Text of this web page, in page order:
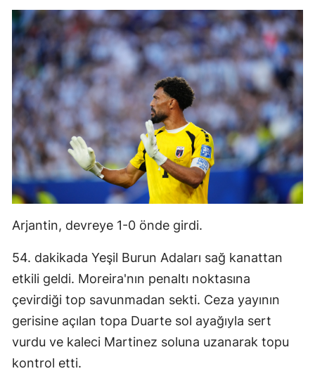
Kahramanmaraş
Mardin
Muğla
Muş
Nevşehir
Niğde
Samsun
Siirt
Sinop
Arjantin, devreye 1-0 önde girdi.
54. dakikada Yeşil Burun Adaları sağ kanattan
etkili geldi. Moreira'nın penaltı noktasına
çevirdiği top savunmadan sekti. Ceza yayının
gerisine açılan topa Duarte sol ayağıyla sert
vurdu ve kaleci Martinez soluna uzanarak topu
kontrol etti.